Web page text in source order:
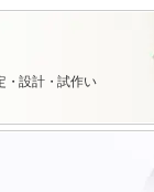
・設計・試作い